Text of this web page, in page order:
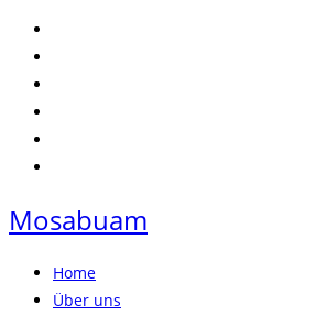
Zum
Inhalt
springen
Mosabuam
Home
Über uns